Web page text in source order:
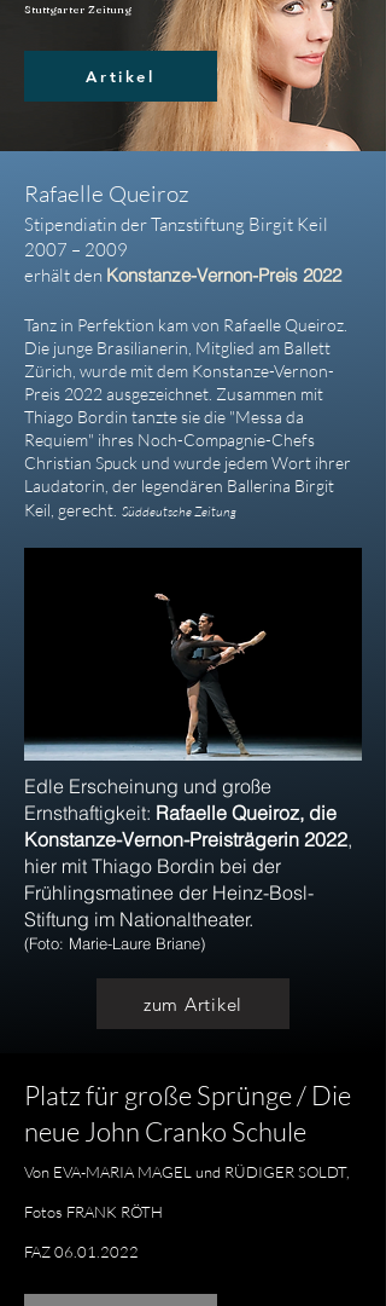
Stuttgarter Zeitung
Artikel
Rafaelle Queiroz
Stipendiatin der Tanzstiftung Birgit Keil
2007 – 2009
erhält den Konstanze-Vernon-Preis 2022
Tanz in Perfektion kam von Rafaelle Queiroz.
Die junge Brasilianerin, Mitglied am Ballett
Zürich, wurde mit dem Konstanze-Vernon-
Preis 2022 ausgezeichnet. Zusammen mit
Thiago Bordin tanzte sie die "Messa da
Requiem" ihres Noch-Compagnie-Chefs
Christian Spuck und wurde jedem Wort ihrer
Laudatorin, der legendären Ballerina Birgit
Keil, gerecht. Süddeutsche Zeitung
Edle Erscheinung und große
Ernsthaftigkeit: Rafaelle Queiroz, die
Konstanze-Vernon-Preisträgerin 2022,
hier mit Thiago Bordin bei der
Frühlingsmatinee der Heinz-Bosl-
Stiftung im Nationaltheater.
(Foto: Marie-Laure Briane)
zum Artikel
Platz für große Sprünge / Die
neue John Cranko Schule
Von EVA-MARIA MAGEL und RÜDIGER SOLDT,
Fotos FRANK RÖTH
FAZ06.01.2022